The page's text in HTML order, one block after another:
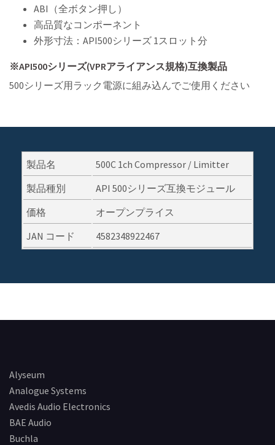
ABI（全ボタン押し）
高品質なコンポーネント
外形寸法：API500シリーズ 1スロット分
※API500シリーズ(VPRアライアンス規格)互換製品
500シリーズ用ラック電源に組み込んでご使用ください
製品名
500C 1ch Compressor / Limitter
製品種別
API 500シリーズ互換モジュール
価格
オープンプライス
JAN コード
4582348922467
Alyseum
Analogue Systems
Avedis Audio Electronics
BAE Audio
Buchla